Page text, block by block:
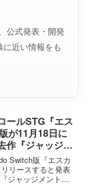
公式発表・開発
近い情報をも
ールSTG『エス
が11月18日に
作『ジャッジメ
ド』と『カーデ
2作品も収録
Switch版『エスカ
リースすると発表
ジャッジメントシ